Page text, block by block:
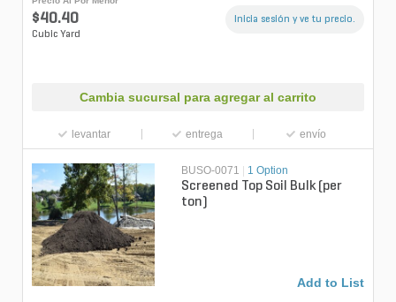
$40.40
Cubic Yard
Inicia sesión y ve tu precio.
Cambia sucursal para agregar al carrito
levantar entrega envío
BUSO-0071 1 Option
Screened Top Soil Bulk (per
ton)
Add to List